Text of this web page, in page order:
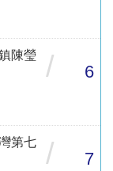
陳瑩
/ 6
第七
/ 7